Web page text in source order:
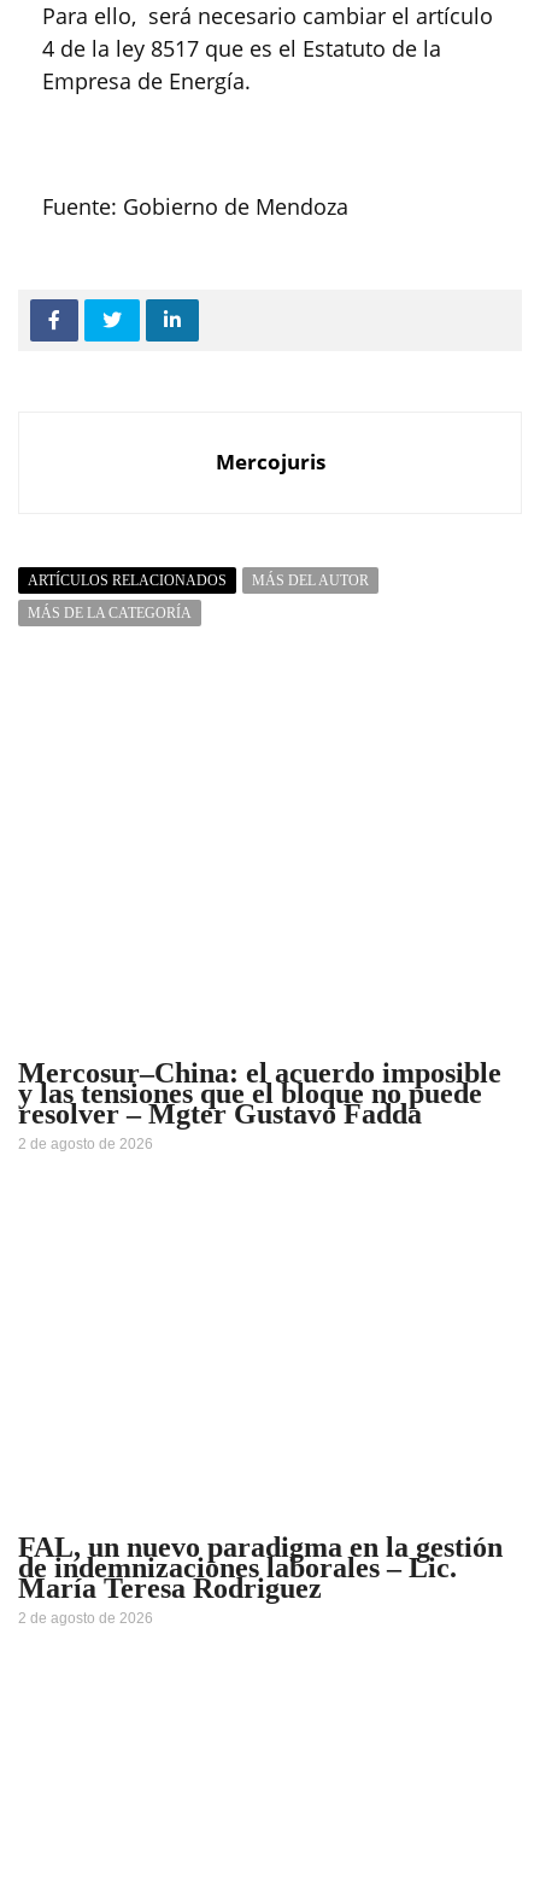
Para ello, será necesario cambiar el artículo
4 de la ley 8517 que es el Estatuto de la
Empresa de Energía.
Fuente: Gobierno de Mendoza
Mercojuris
ARTÍCULOS RELACIONADOS
MÁS DEL AUTOR
MÁS DE LA CATEGORÍA
Mercosur–China: el acuerdo imposible
y las tensiones que el bloque no puede
resolver – Mgter Gustavo Fadda
2 de agosto de 2026
FAL, un nuevo paradigma en la gestión
de indemnizaciones laborales – Lic.
María Teresa Rodriguez
2 de agosto de 2026